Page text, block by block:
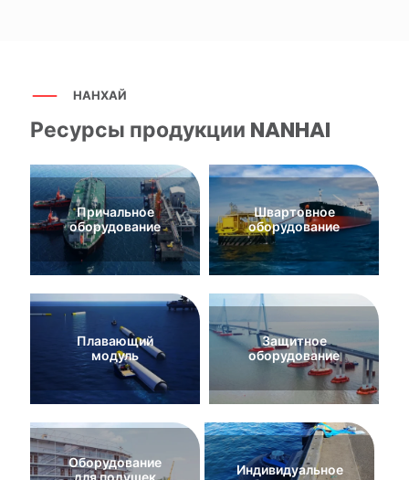
НАНХАЙ
Ресурсы продукции NANHAI
Причальное
оборудование
Швартовное
оборудование
Плавающий
модуль
Защитное
оборудование
Оборудование
Индивидуальное